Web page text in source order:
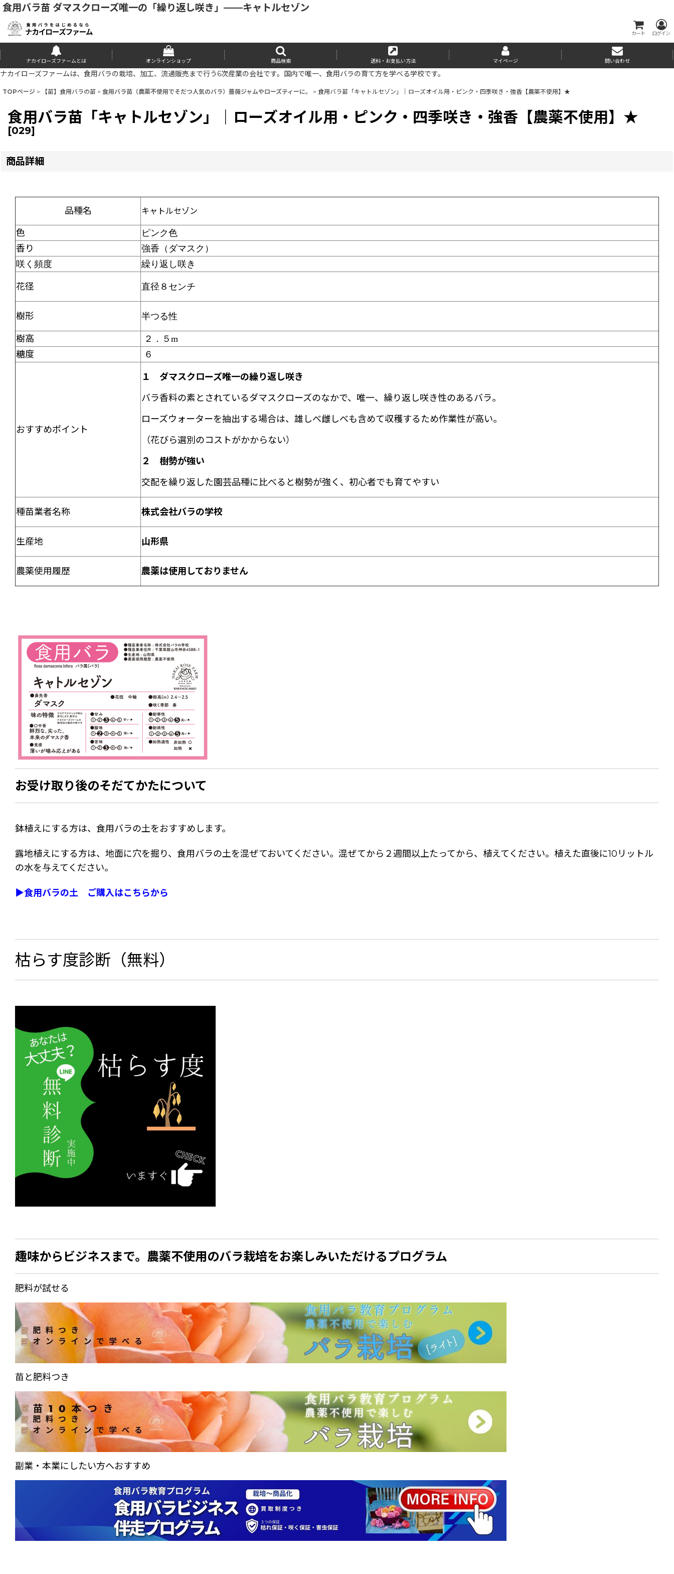
食用バラ苗 ダマスクローズ唯一の「繰り返し咲き」——キャトルセゾン
カート ログイン
ナカイローズファームとは オンラインショップ 商品検索 送料・お支払い方法 マイページ 問い合わせ
ナカイローズファームは、食用バラの栽培、加工、流通販売まで行う6次産業の会社です。国内で唯一、食用バラの育て方を学べる学校です。
TOPページ > 【苗】食用バラの苗 > 食用バラ苗（農薬不使用でそだつ人気のバラ）薔薇ジャムやローズティーに。 > 食用バラ苗「キャトルセゾン」｜ローズオイル用・ピンク・四季咲き・強香【農薬不使用】★
食用バラ苗「キャトルセゾン」｜ローズオイル用・ピンク・四季咲き・強香【農薬不使用】★
[029]
商品詳細
品種名 キャトルセゾン
色 ピンク色
香り
強香（ダマスク）
咲く頻度
繰り返し咲き
花径 直径８センチ
樹形 半つる性
樹高 ２．５m
糖度 ６
おすすめポイント
１ ダマスクローズ唯一の繰り返し咲き
バラ香料の素とされているダマスクローズのなかで、唯一、繰り返し咲き性のあるバラ。
ローズウォーターを抽出する場合は、雄しべ雌しべも含めて収穫するため作業性が高い。
（花びら選別のコストがかからない）
２ 樹勢が強い
交配を繰り返した園芸品種に比べると樹勢が強く、初心者でも育てやすい
種苗業者名称 株式会社バラの学校
生産地 山形県
農薬使用履歴 農薬は使用しておりません
お受け取り後のそだてかたについて
鉢植えにする方は、食用バラの土をおすすめします。
露地植えにする方は、地面に穴を掘り、食用バラの土を混ぜておいてください。混ぜてから２週間以上たってから、植えてください。植えた直後に10リットル
の水を与えてください。
▶食用バラの土 ご購入はこちらから
枯らす度診断（無料）
趣味からビジネスまで。農薬不使用のバラ栽培をお楽しみいただけるプログラム
肥料が試せる
苗と肥料つき
副業・本業にしたい方へおすすめ